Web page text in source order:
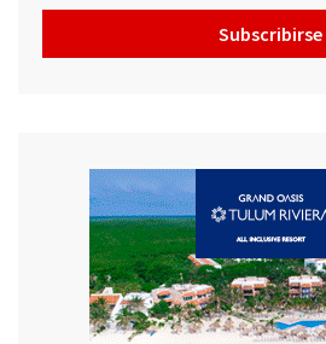
Subscribirse